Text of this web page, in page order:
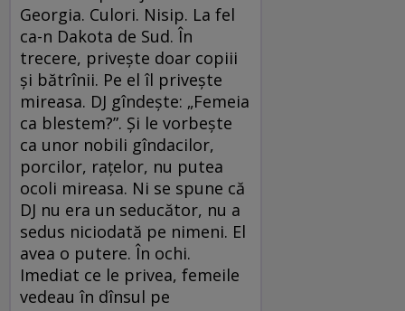
Georgia. Culori. Nisip. La fel
ca-n Dakota de Sud. În
trecere, priveşte doar copiii
şi bătrînii. Pe el îl priveşte
mireasa. DJ gîndeşte: „Femeia
ca blestem?”. Şi le vorbeşte
ca unor nobili gîndacilor,
porcilor, raţelor, nu putea
ocoli mireasa. Ni se spune că
DJ nu era un seducător, nu a
sedus niciodată pe nimeni. El
avea o putere. În ochi.
Imediat ce le privea, femeile
vedeau în dînsul pe